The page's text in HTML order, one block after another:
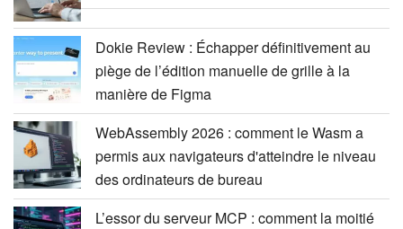
Dokie Review : Échapper définitivement au
piège de l’édition manuelle de grille à la
manière de Figma
WebAssembly 2026 : comment le Wasm a
permis aux navigateurs d'atteindre le niveau
des ordinateurs de bureau
L’essor du serveur MCP : comment la moitié